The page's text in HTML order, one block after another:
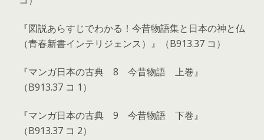
『図説あらすじでわかる！今昔物語集と日本の神と仏
（青春新書インテリジェンス）』（B913.37 コ）
『マンガ日本の古典 8 今昔物語 上巻』
（B913.37 コ 1）
『マンガ日本の古典 9 今昔物語 下巻』
（B913.37 コ 2）